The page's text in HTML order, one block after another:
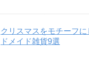
クリスマスをモチーフ
ドメイド雑貨9選